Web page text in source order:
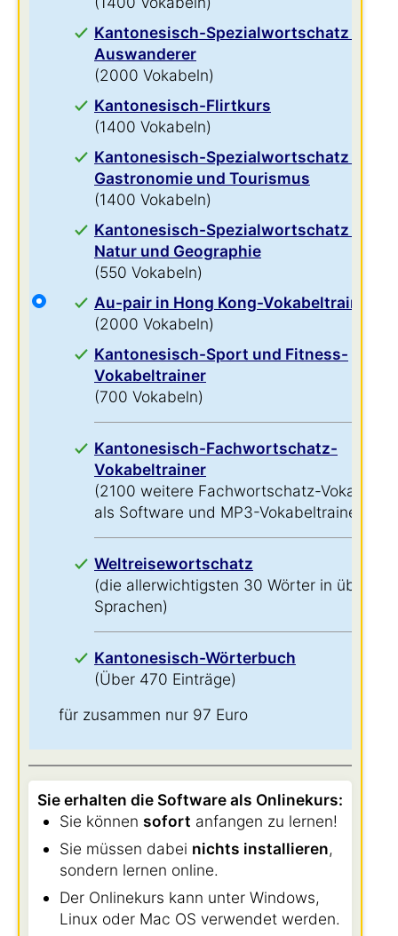
Kantonesisch-Spezialwortschatz für
Auswanderer
(2000 Vokabeln)
Kantonesisch-Flirtkurs
(1400 Vokabeln)
Kantonesisch-Spezialwortschatz für
Gastronomie und Tourismus
(1400 Vokabeln)
Kantonesisch-Spezialwortschatz für
Natur und Geographie
(550 Vokabeln)
Au-pair in Hong Kong-Vokabeltrainer
(2000 Vokabeln)
Kantonesisch-Sport und Fitness-
Vokabeltrainer
(700 Vokabeln)
Kantonesisch-Fachwortschatz-
Vokabeltrainer
(2100 weitere Fachwortschatz-Vokabeln
als Software und MP3-Vokabeltrainer)
Weltreisewortschatz
(die allerwichtigsten 30 Wörter in über 60
Sprachen)
Kantonesisch-Wörterbuch
(Über 470 Einträge)
für zusammen nur 97 Euro
Sie erhalten die Software als Onlinekurs:
Sie können sofort anfangen zu lernen!
Sie müssen dabei nichts installieren,
sondern lernen online.
Der Onlinekurs kann unter Windows,
Linux oder Mac OS verwendet werden.